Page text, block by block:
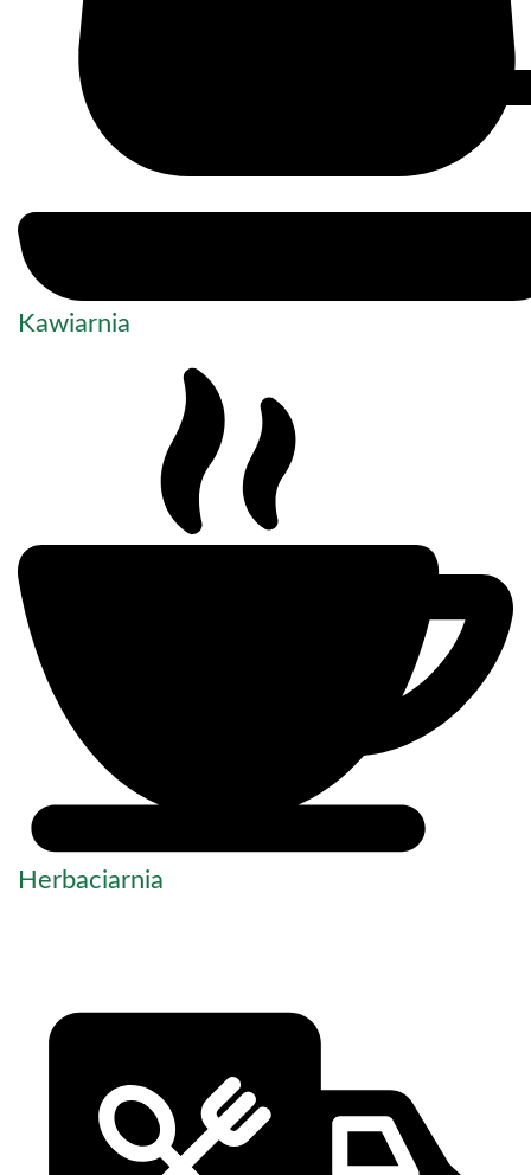
Kawiarnia
Herbaciarnia